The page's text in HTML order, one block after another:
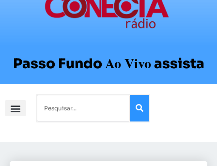
Passo FundoAo Vivoassista